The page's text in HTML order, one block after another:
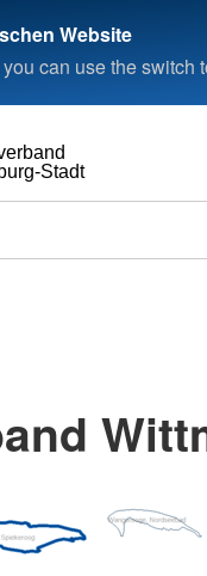
Website
can use the switch
Stadt